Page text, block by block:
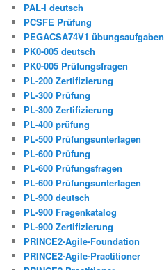
PAL-I deutsch
PCSFE Prüfung
PEGACSA74V1 übungsaufgaben
PK0-005 deutsch
PK0-005 Prüfungsfragen
PL-200 Zertifizierung
PL-300 Prüfung
PL-300 Zertifizierung
PL-400 prüfung
PL-500 Prüfungsunterlagen
PL-600 Prüfung
PL-600 Prüfungsfragen
PL-600 Prüfungsunterlagen
PL-900 deutsch
PL-900 Fragenkatalog
PL-900 Zertifizierung
PRINCE2-Agile-Foundation
PRINCE2-Agile-Practitioner